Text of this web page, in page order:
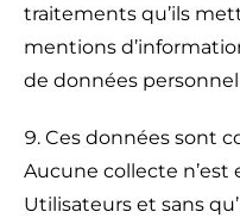
traitements qu’ils
mentions
de données
Ces données sont
Aucune collecte n’est
Utilisateurs et sans